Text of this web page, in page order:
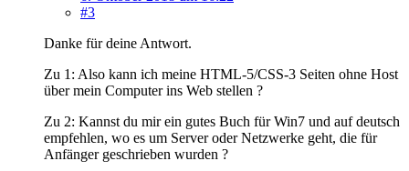
#3
Danke für deine Antwort.
Zu 1: Also kann ich meine HTML-5/CSS-3 Seiten ohne Host
über mein Computer ins Web stellen ?
Zu 2: Kannst du mir ein gutes Buch für Win7 und auf deutsch
empfehlen, wo es um Server oder Netzwerke geht, die für
Anfänger geschrieben wurden ?